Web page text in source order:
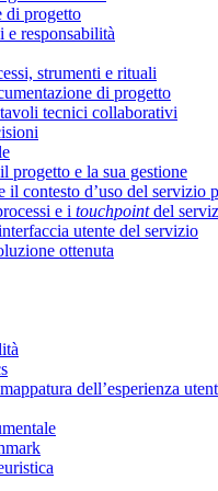
di progetto
responsabilità
strumenti e rituali
di progetto
tecnici collaborativi
progetto e la sua gestione
il contesto d’uso del servizio
e i touchpointdel
utente del servizio
ottenuta
dell’esperienza